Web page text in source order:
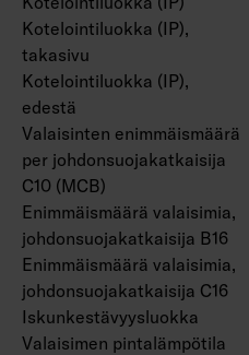
Monipuoliset mahdollisuudet
projektiräätälöintiin:
CRI > 80: 3000 K, 5000
3000 K, 4000 K, 5000
ohjaukseen saatavana
Saatavana myös
kolmen tunnin akuilla.
Kotelointiluokka (IP),
takasivu
Kotelointiluokka (IP),
edestä
Valaisinten enimmäismäärä
per johdonsuojakatkaisija
C10 (MCB)
Enimmäismäärä valaisimia,
johdonsuojakatkaisija B16
Enimmäismäärä valaisimia,
johdonsuojakatkaisija C16
Iskunkestävyysluokka
Valaisimen pintalämpötila